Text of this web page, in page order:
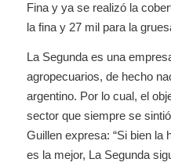
Fina y ya se realizó la
la fina y 27 mil para la
La Segunda es una
agropecuarios, de hecho
argentino. Por lo cual, el
sector que siempre se
Guillen expresa: “Si bien la
es la mejor, La Segunda